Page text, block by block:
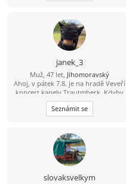
janek_3
Muž, 47 let, Jihomoravský
Ahoj, v pátek 7.8. je na hradě Veveří
koncert kapely Trautmberk. Kdyby
se Ti chtělo, tak mám na Wats Appu
čerstvou fotku :-) 773 908 225 Jan
Seznámit se
slovaksvelkym